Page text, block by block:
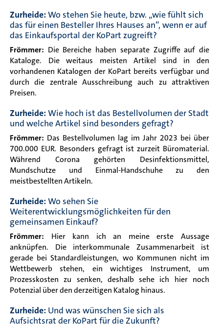
Zurheide:Wo stehen Sie heute, bzw. „wie fühlt sich
das für einen Besteller Ihres Hauses an“, wenn er auf
das Einkaufsportal der KoPart zugreift?
Frömmer: Die Bereiche haben separate Zugriffe auf die
Kataloge. Die weitaus meisten Artikel sind in den
vorhandenen Katalogen der KoPart bereits verfügbar und
durch die zentrale Ausschreibung auch zu attraktiven
Preisen.
Zurheide:Wie hoch ist das Bestellvolumen der Stadt
und welche Artikel sind besonders gefragt?
Frömmer: Das Bestellvolumen lag im Jahr 2023 bei über
700.000 EUR. Besonders gefragt ist zurzeit Büromaterial.
Während Corona gehörten Desinfektionsmittel,
Mundschutze und Einmal-Handschuhe zu den
meistbestellten Artikeln.
Zurheide:Wo sehen Sie
Weiterentwicklungsmöglichkeiten für den
gemeinsamen Einkauf?
Frömmer: Hier kann ich an meine erste Aussage
anknüpfen. Die interkommunale Zusammenarbeit ist
gerade bei Standardleistungen, wo Kommunen nicht im
Wettbewerb stehen, ein wichtiges Instrument, um
Prozesskosten zu senken, deshalb sehe ich hier noch
Potenzial über den derzeitigen Katalog hinaus.
Zurheide: Und was wünschen Sie sich als
Aufsichtsrat der KoPart für die Zukunft?